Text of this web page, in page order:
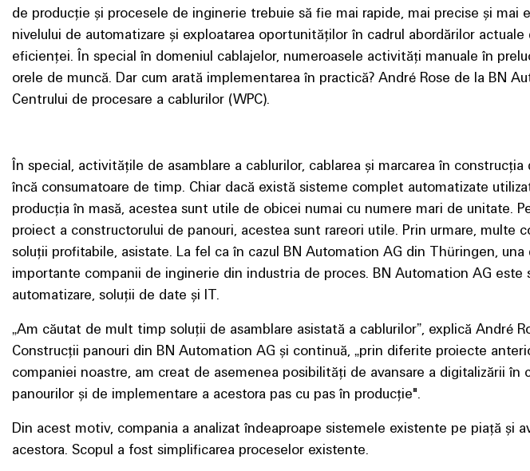
de producție și procesele de inginerie trebuie să fie mai rapide, mai precise și
nivelului de automatizare și exploatarea oportunităților în cadrul abordărilor
eficienței. În special în domeniul cablajelor, numeroasele activități manuale în
orele de muncă. Dar cum arată implementarea în practică? André Rose de la BN
Centrului de procesare a cablurilor (WPC).
În special, activitățile de asamblare a cablurilor, cablarea și marcarea în construcția
încă consumatoare de timp. Chiar dacă există sisteme complet automatizate
producția în masă, acestea sunt utile de obicei numai cu numere mari de unitate.
proiect a constructorului de panouri, acestea sunt rareori utile. Prin urmare, multe
soluții profitabile, asistate. La fel ca în cazul BN Automation AG din Thüringen,
importante companii de inginerie din industria de proces. BN Automation AG este
automatizare, soluții de date și IT.
„Am căutat de mult timp soluții de asamblare asistată a cablurilor”, explică André
Construcții panouri din BN Automation AG și continuă, „prin diferite proiecte
companiei noastre, am creat de asemenea posibilități de avansare a digitalizării în
panourilor și de implementare a acestora pas cu pas în producție".
Din acest motiv, compania a analizat îndeaproape sistemele existente pe piață și
acestora. Scopul a fost simplificarea proceselor existente.